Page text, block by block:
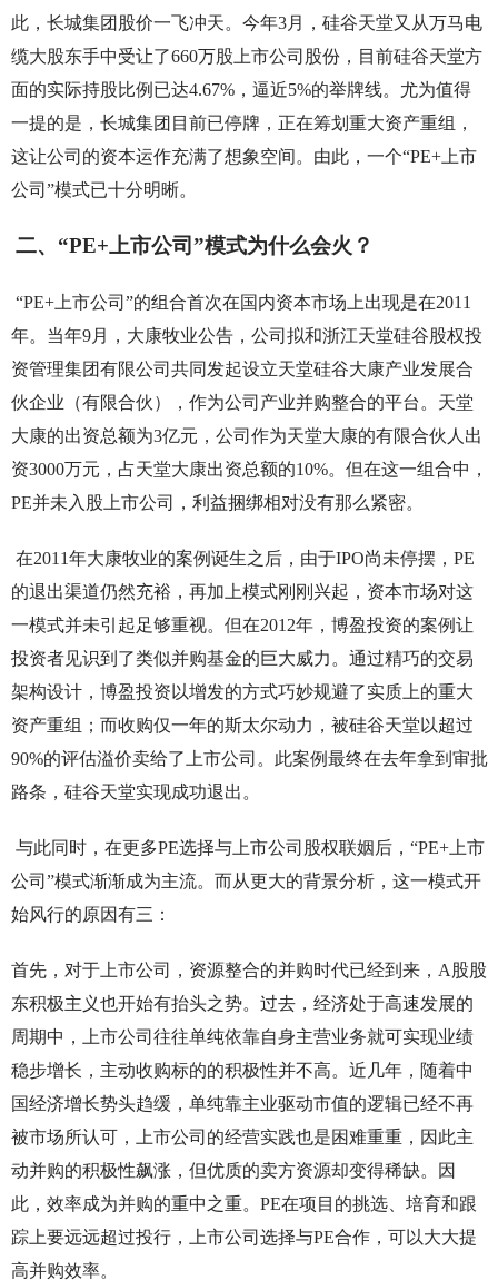
此，长城集团股价一飞冲天。今年3月，硅谷天堂又从万马电
缆大股东手中受让了660万股上市公司股份，目前硅谷天堂方
面的实际持股比例已达4.67%，逼近5%的举牌线。尤为值得
一提的是，长城集团目前已停牌，正在筹划重大资产重组，
这让公司的资本运作充满了想象空间。由此，一个“PE+上市
公司”模式已十分明晰。
二、“PE+上市公司”模式为什么会火？
“PE+上市公司”的组合首次在国内资本市场上出现是在2011
年。当年9月，大康牧业公告，公司拟和浙江天堂硅谷股权投
资管理集团有限公司共同发起设立天堂硅谷大康产业发展合
伙企业（有限合伙），作为公司产业并购整合的平台。天堂
大康的出资总额为3亿元，公司作为天堂大康的有限合伙人出
资3000万元，占天堂大康出资总额的10%。但在这一组合中，
PE并未入股上市公司，利益捆绑相对没有那么紧密。
在2011年大康牧业的案例诞生之后，由于IPO尚未停摆，PE
的退出渠道仍然充裕，再加上模式刚刚兴起，资本市场对这
一模式并未引起足够重视。但在2012年，博盈投资的案例让
投资者见识到了类似并购基金的巨大威力。通过精巧的交易
架构设计，博盈投资以增发的方式巧妙规避了实质上的重大
资产重组；而收购仅一年的斯太尔动力，被硅谷天堂以超过
90%的评估溢价卖给了上市公司。此案例最终在去年拿到审批
路条，硅谷天堂实现成功退出。
与此同时，在更多PE选择与上市公司股权联姻后，“PE+上市
公司”模式渐渐成为主流。而从更大的背景分析，这一模式开
始风行的原因有三：
首先，对于上市公司，资源整合的并购时代已经到来，A股股
东积极主义也开始有抬头之势。过去，经济处于高速发展的
周期中，上市公司往往单纯依靠自身主营业务就可实现业绩
稳步增长，主动收购标的的积极性并不高。近几年，随着中
国经济增长势头趋缓，单纯靠主业驱动市值的逻辑已经不再
被市场所认可，上市公司的经营实践也是困难重重，因此主
动并购的积极性飙涨，但优质的卖方资源却变得稀缺。因
此，效率成为并购的重中之重。PE在项目的挑选、培育和跟
踪上要远远超过投行，上市公司选择与PE合作，可以大大提
高并购效率。